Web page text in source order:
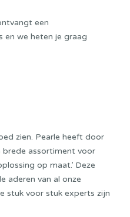
een
we heten je graag
zien. Pearle heeft door
brede assortiment voor
op maat.’ Deze
aderen van al onze
stuk voor stuk experts zijn